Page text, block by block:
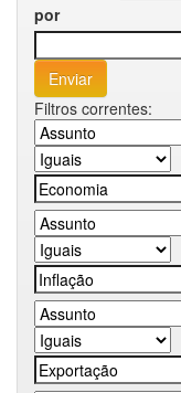
por
Filtros correntes: